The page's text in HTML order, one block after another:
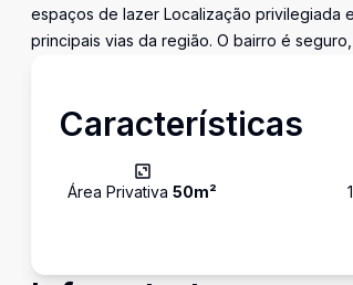
espaços de lazer Localização privilegiada
principais vias da região. O bairro é
Características
Área Privativa 50m² 1